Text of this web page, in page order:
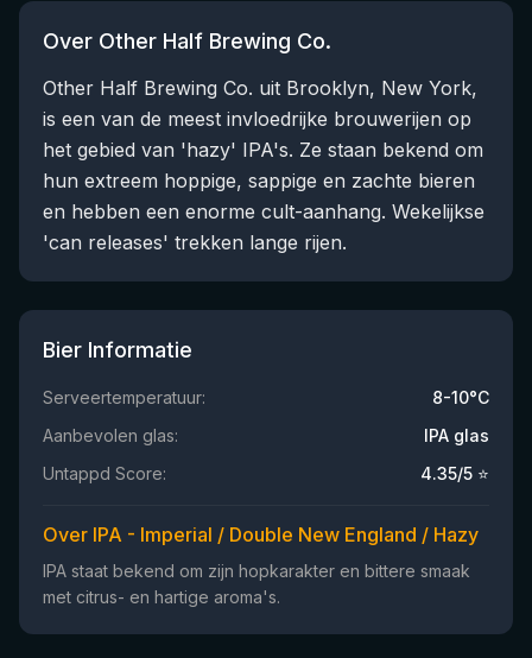
Over Other Half Brewing Co.
Other Half Brewing Co. uit Brooklyn, New York,
is een van de meest invloedrijke brouwerijen op
het gebied van 'hazy' IPA's. Ze staan bekend om
hun extreem hoppige, sappige en zachte bieren
en hebben een enorme cult-aanhang. Wekelijkse
'can releases' trekken lange rijen.
Bier Informatie
Serveertemperatuur:
8-10°C
Aanbevolen glas:
IPA glas
Untappd Score:
4.35/5 ⭐
Over IPA - Imperial / Double New England / Hazy
IPA staat bekend om zijn hopkarakter en bittere smaak
met citrus- en hartige aroma's.